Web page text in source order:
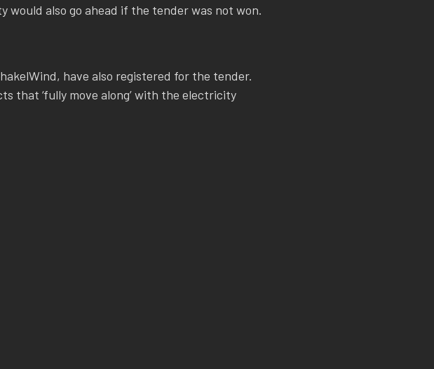
also go ahead if the tender was not won.
have also registered for the tender.
that ‘fully move along’ with the electricity